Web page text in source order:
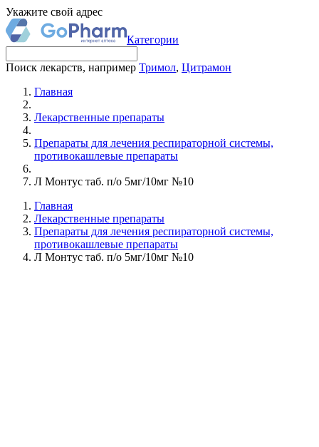
Укажите свой адрес
Категории
Поиск лекарств, например Тримол, Цитрамон
Главная
Лекарственные препараты
Препараты для лечения респираторной системы,
противокашлевые препараты
Л Монтус таб. п/о 5мг/10мг №10
Главная
Лекарственные препараты
Препараты для лечения респираторной системы,
противокашлевые препараты
Л Монтус таб. п/о 5мг/10мг №10